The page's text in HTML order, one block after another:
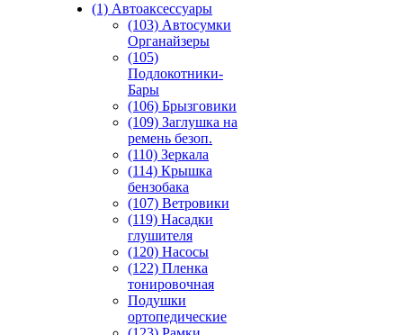
(1) Автоаксессуары
(103) Автосумки
Органайзеры
(105)
Подлокотники-
Бары
(106) Брызговики
(109) Заглушка на
ремень безоп.
(110) Зеркала
(114) Крышка
бензобака
(107) Ветровики
(119) Насадки
глушителя
(120) Насосы
(122) Пленка
тонировочная
Подушки
ортопедические